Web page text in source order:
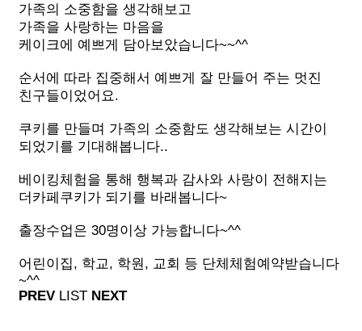
가족의 소중함을 생각해보고
가족을 사랑하는 마음을
케이크에 예쁘게 담아보았습니다~~^^
순서에 따라 집중해서 예쁘게 잘 만들어 주는 멋진
친구들이었어요.
쿠키를 만들며 가족의 소중함도 생각해보는 시간이
되었기를 기대해봅니다..
베이킹체험을 통해 행복과 감사와 사랑이 전해지는
더카페쿠키가 되기를 바래봅니다~
출장수업은 30명이상 가능합니다~^^
어린이집, 학교, 학원, 교회 등 단체체험예약받습니다
~^^
PREV LIST NEXT